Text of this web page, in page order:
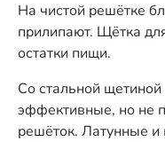
На чистой решётке
прилипают. Щётка
остатки пищи.
Со стальной
эффективные, но не
решёток. Латунные